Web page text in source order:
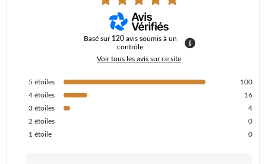
Basé sur 120 avis soumis à un
contrôle
Voir tous les avis sur ce site
5 étoiles
100
4 étoiles
16
3 étoiles
4
2 étoiles
0
1 étoile 0